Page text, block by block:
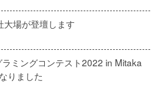
場が登壇します
ミングコンテスト2022 in Mitaka
りました